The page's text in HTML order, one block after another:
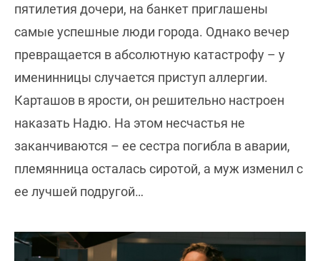
пятилетия дочери, на банкет приглашены
самые успешные люди города. Однако вечер
превращается в абсолютную катастрофу – у
именинницы случается приступ аллергии.
Карташов в ярости, он решительно настроен
наказать Надю. На этом несчастья не
заканчиваются – ее сестра погибла в аварии,
племянница осталась сиротой, а муж изменил с
ее лучшей подругой…